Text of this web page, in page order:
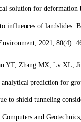
solution for deformation
influences of landslides.
2021, 80(4):
YT, Zhang MX, Lv XL,
analytical prediction for
to shield tunneling
and